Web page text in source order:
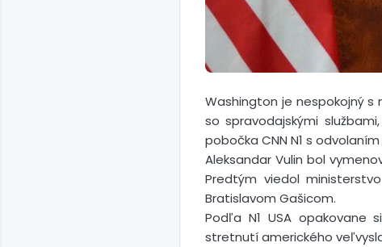
Washington je nespokojný
so spravodajskými
pobočka CNN N1 s
Aleksandar Vulin bol
Predtým viedol
Bratislavom Gašicom.
Podľa N1 USA opakovane
stretnutí amerického